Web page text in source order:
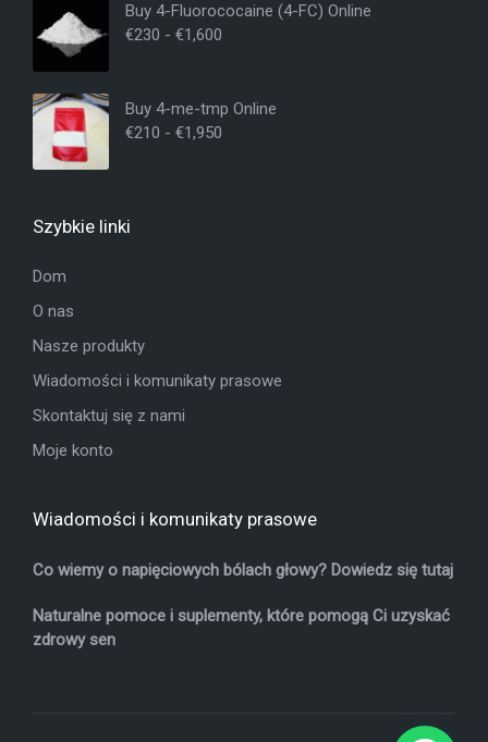
Buy 4-Fluorococaine (4-FC) Online
€230 - €1,600
Buy 4-me-tmp Online
€210 - €1,950
Szybkie linki
Dom
O nas
Nasze produkty
Wiadomości i komunikaty prasowe
Skontaktuj się z nami
Moje konto
Wiadomości i komunikaty prasowe
Co wiemy o napięciowych bólach głowy? Dowiedz się tutaj
Naturalne pomoce i suplementy, które pomogą Ci uzyskać
zdrowy sen